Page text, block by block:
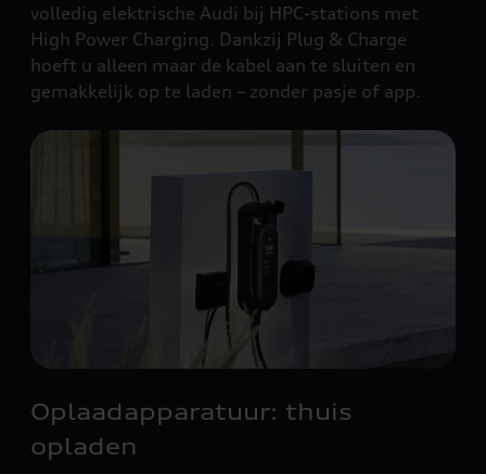
volledig elektrische Audi bij HPC-stations met
High Power Charging. Dankzij Plug & Charge
hoeft u alleen maar de kabel aan te sluiten en
gemakkelijk op te laden – zonder pasje of app.
Oplaadapparatuur: thuis
opladen